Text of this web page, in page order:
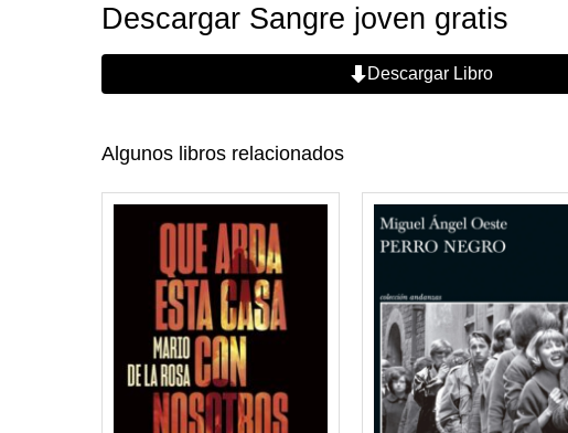
Descargar Sangre joven gratis
Descargar Libro
Algunos libros relacionados